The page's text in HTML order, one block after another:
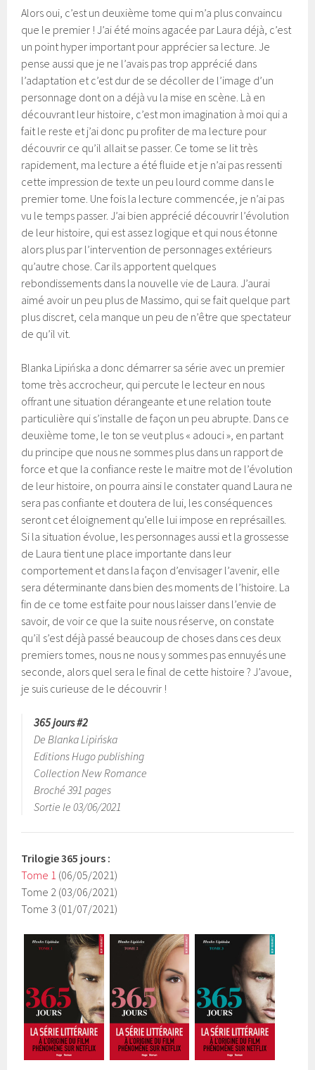
Alors oui, c’est un deuxième tome qui m’a plus convaincu
que le premier ! J’ai été moins agacée par Laura déjà, c’est
un point hyper important pour apprécier sa lecture. Je
pense aussi que je ne l’avais pas trop apprécié dans
l’adaptation et c’est dur de se décoller de l’image d’un
personnage dont on a déjà vu la mise en scène. Là en
découvrant leur histoire, c’est mon imagination à moi qui a
fait le reste et j’ai donc pu profiter de ma lecture pour
découvrir ce qu’il allait se passer. Ce tome se lit très
rapidement, ma lecture a été fluide et je n’ai pas ressenti
cette impression de texte un peu lourd comme dans le
premier tome. Une fois la lecture commencée, je n’ai pas
vu le temps passer. J’ai bien apprécié découvrir l’évolution
de leur histoire, qui est assez logique et qui nous étonne
alors plus par l’intervention de personnages extérieurs
qu’autre chose. Car ils apportent quelques
rebondissements dans la nouvelle vie de Laura. J’aurai
aimé avoir un peu plus de Massimo, qui se fait quelque part
plus discret, cela manque un peu de n’être que spectateur
de qu’il vit.
Blanka Lipińska a donc démarrer sa série avec un premier
tome très accrocheur, qui percute le lecteur en nous
offrant une situation dérangeante et une relation toute
particulière qui s’installe de façon un peu abrupte. Dans ce
deuxième tome, le ton se veut plus « adouci », en partant
du principe que nous ne sommes plus dans un rapport de
force et que la confiance reste le maitre mot de l’évolution
de leur histoire, on pourra ainsi le constater quand Laura ne
sera pas confiante et doutera de lui, les conséquences
seront cet éloignement qu’elle lui impose en représailles.
Si la situation évolue, les personnages aussi et la grossesse
de Laura tient une place importante dans leur
comportement et dans la façon d’envisager l’avenir, elle
sera déterminante dans bien des moments de l’histoire. La
fin de ce tome est faite pour nous laisser dans l’envie de
savoir, de voir ce que la suite nous réserve, on constate
qu’il s’est déjà passé beaucoup de choses dans ces deux
premiers tomes, nous ne nous y sommes pas ennuyés une
seconde, alors quel sera le final de cette histoire ? J’avoue,
je suis curieuse de le découvrir !
365 jours #2
De Blanka Lipińska
Editions Hugo publishing
Collection New Romance
Broché 391 pages
Sortie le 03/06/2021
Trilogie 365 jours :
Tome 1 (06/05/2021)
Tome 2 (03/06/2021)
Tome 3 (01/07/2021)